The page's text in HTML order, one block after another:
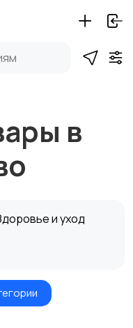
в
и уход
коляски